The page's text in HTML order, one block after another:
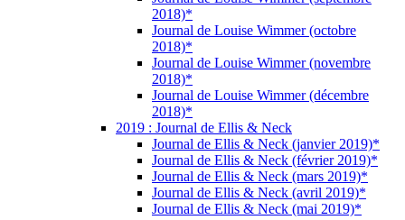
2018)*
Journal de Louise Wimmer (octobre
2018)*
Journal de Louise Wimmer (novembre
2018)*
Journal de Louise Wimmer (décembre
2018)*
2019 : Journal de Ellis & Neck
Journal de Ellis & Neck (janvier 2019)*
Journal de Ellis & Neck (février 2019)*
Journal de Ellis & Neck (mars 2019)*
Journal de Ellis & Neck (avril 2019)*
Journal de Ellis & Neck (mai 2019)*